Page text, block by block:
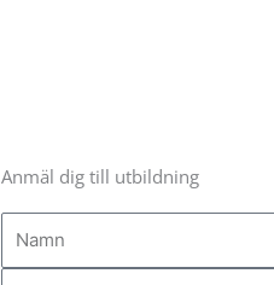
Anmäl dig till utbildning